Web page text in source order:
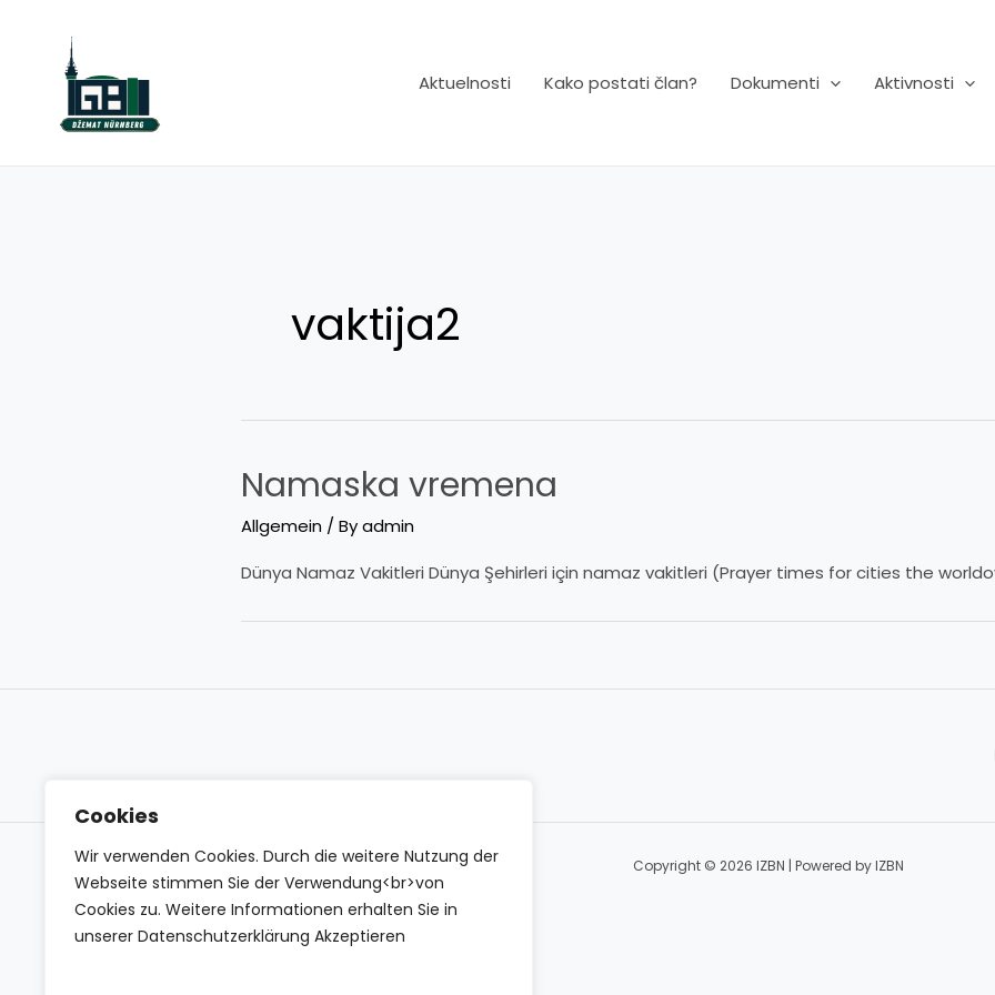
Cookies
Wir verwenden Cookies. Durch die weitere Nutzung der
Webseite stimmen Sie der Verwendung<br>von
Cookies zu. Weitere Informationen erhalten Sie in
unserer Datenschutzerklärung Akzeptieren
content
Aktuelnosti Kako postati član? Dokumenti Aktivnosti
vaktija2
Namaska vremena
Allgemein / Byadmin
Dünya Namaz Vakitleri Dünya Şehirleri için namaz vakitleri (Prayer times for cities the
Copyright © 2026 IZBN | Powered by IZBN